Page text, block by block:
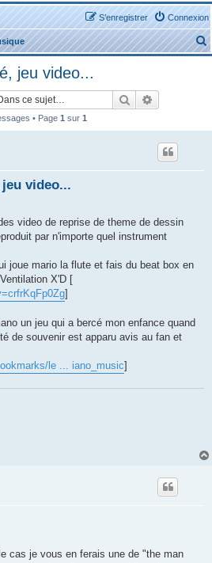
Connexion
S’enregistrer
e
jeu video...
Rechercher
• Page 1 sur 1
video...
video de reprise de theme de dessin
par n'importe quel instrument
joue mario la flute et fais du beat box en
X'D [
]
un jeu qui a bercé mon enfance quand
de souvenir est apparu avis au fan et
le ... iano_music]
cas je vous en ferais une de "the man